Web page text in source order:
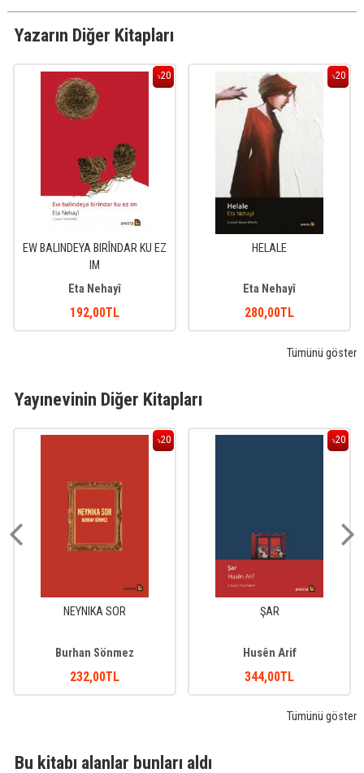
Yazarın Diğer Kitapları
%20
EW BALINDEYA BIRÎNDAR KU EZ
IM
Eta Nehayî
192,00TL
%20
HELALE
Eta Nehayî
280,00TL
Tümünü göster
Yayınevinin Diğer Kitapları
%20
NEYNIKA SOR
Burhan Sönmez
232,00TL
%20
ŞAR
Husên Arif
344,00TL
Tümünü göster
Bu kitabı alanlar bunları aldı